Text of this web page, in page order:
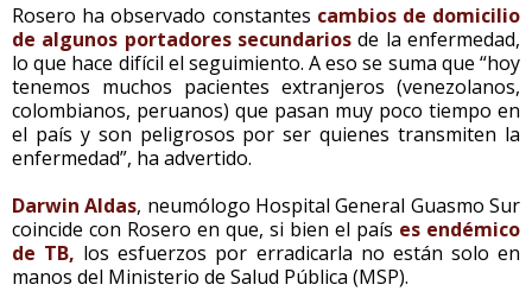
Rosero ha observado constantes cambios de domicilio
de algunos portadores secundarios de la enfermedad,
lo que hace difícil el seguimiento. A eso se suma que “hoy
tenemos muchos pacientes extranjeros (venezolanos,
colombianos, peruanos) que pasan muy poco tiempo en
el país y son peligrosos por ser quienes transmiten la
enfermedad”, ha advertido.
Darwin Aldas, neumólogo Hospital General Guasmo Sur
coincide con Rosero en que, si bien el país es endémico
de TB, los esfuerzos por erradicarla no están solo en
manos del Ministerio de Salud Pública (MSP).